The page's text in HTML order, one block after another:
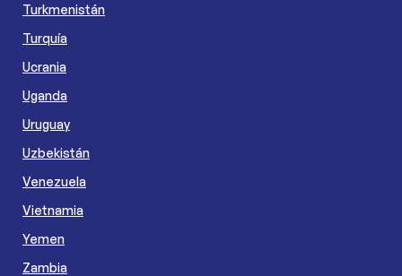
Turkmenistán
Turquía
Ucrania
Uganda
Uruguay
Uzbekistán
Venezuela
Vietnamia
Yemen
Zambia